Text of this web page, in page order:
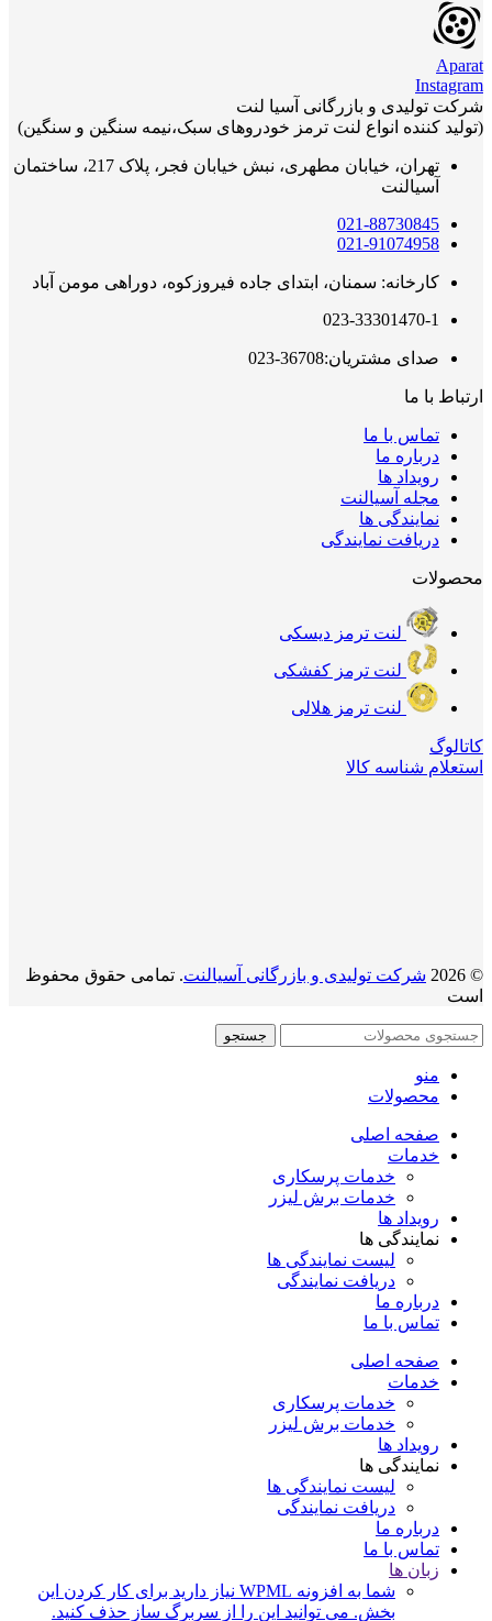
Aparat
Instagram
شرکت تولیدی و بازرگانی آسیا لنت
(تولید کننده انواع لنت ترمز خودروهای سبک،نیمه سنگین و سنگین)
تهران، خیابان مطهری، نبش خیابان فجر، پلاک 217، ساختمان
آسیالنت
021-88730845
021-91074958
کارخانه: سمنان، ابتدای جاده فیروزکوه، دوراهی مومن آباد
023-33301470-1
صدای مشتریان:36708-023
ارتباط با ما
تماس با ما
درباره ما
رویداد ها
مجله آسیالنت
نمایندگی ها
دریافت نمایندگی
محصولات
لنت ترمز دیسکی
لنت ترمز کفشکی
لنت ترمز هلالی
کاتالوگ
استعلام شناسه کالا
© 2026 شرکت تولیدی و بازرگانی آسیالنت. تمامی حقوق محفوظ
است
جستجو
منو
محصولات
صفحه اصلی
خدمات
خدمات پرسکاری
خدمات برش لیزر
رویداد ها
نمایندگی ها
لیست نمایندگی ها
دریافت نمایندگی
درباره ما
تماس با ما
صفحه اصلی
خدمات
خدمات پرسکاری
خدمات برش لیزر
رویداد ها
نمایندگی ها
لیست نمایندگی ها
دریافت نمایندگی
درباره ما
تماس با ما
زبان ها
شما به افزونه WPML نیاز دارید برای کار کردن این
بخش. می توانید این را از سربرگ ساز حذف کنید.